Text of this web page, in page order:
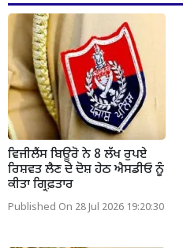
ਵਿਜੀਲੈਂਸ ਬਿਊਰੋ ਨੇ 8 ਲੱਖ ਰੁਪਏ
ਰਿਸ਼ਵਤ ਲੈਣ ਦੇ ਦੋਸ਼ ਹੇਠ ਐਸਡੀਓ ਨੂੰ
ਕੀਤਾ ਗ੍ਰਿਫ਼ਤਾਰ
Published On 28 Jul 2026 19:20:30